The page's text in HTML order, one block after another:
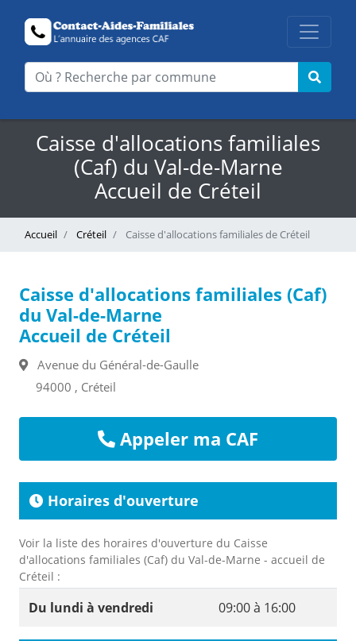
Caisse d'allocations familiales
(Caf) du Val-de-Marne
Accueil de Créteil
Accueil Créteil Caisse d'allocations familiales de Créteil
Caisse d'allocations familiales (Caf)
du Val-de-Marne
Accueil de Créteil
Avenue du Général-de-Gaulle
94000 , Créteil
Appeler ma CAF
Horaires d'ouverture
Voir la liste des horaires d'ouverture du Caisse
d'allocations familiales (Caf) du Val-de-Marne - accueil de
Créteil :
Du lundi à vendredi 09:00 à 16:00